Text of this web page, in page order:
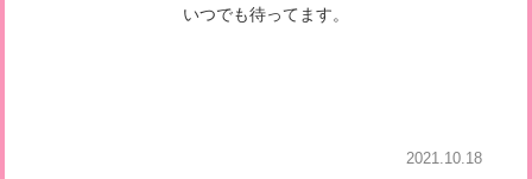
いつでも待ってます。
2021.10.18